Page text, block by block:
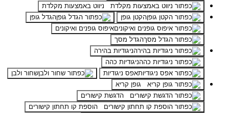
ניווט באמצעות מקלדת
הקטן גופן
הגדל גופן
איפוס גופנים ואיקונים
הגדל מסך
ניגודיות בהירה
ניגודיות כהה
אפס ניגודיות
שחור ולבן
גופן קריא
הדגשת קישורים
הוספת קו תחתון קישורים